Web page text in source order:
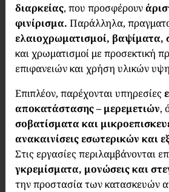
διαρκείας, που προσφέρουν
φινίρισμα. Παράλληλα,
ελαιοχρωματισμοί,
και χρωματισμοί με προσεκτική
επιφανειών και χρήση υλικών
Επιπλέον, παρέχονται υπηρεσίες
αποκατάστασης – μερεμετιών,
σοβατίσματα και
ανακαινίσεις εσωτερικών και
Στις εργασίες περιλαμβάνονται
γκρεμίσματα, μονώσεις και
την προστασία των κατασκευών